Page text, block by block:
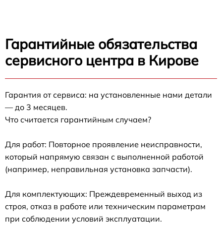
Гарантийные обязательства
сервисного центра в Кирове
Гарантия от сервиса: на установленные нами детали
— до 3 месяцев.
Что считается гарантийным случаем?
Для работ: Повторное проявление неисправности,
который напрямую связан с выполненной работой
(например, неправильная установка запчасти).
Для комплектующих: Преждевременный выход из
строя, отказ в работе или техническим параметрам
при соблюдении условий эксплуатации.